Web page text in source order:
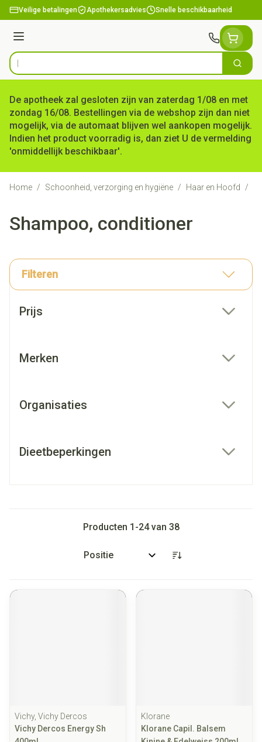
Ga naar de inhoud
Veilige betalingen Apothekersadvies Snelle beschikbaarheid
Menu
Product, merk, categorie... Zoek
De apotheek zal gesloten zijn van zaterdag 1/08 en met
zondag 16/08. Bestellingen via de webshop zijn dan niet
mogelijk, via de automaat blijven wel aankopen mogelijk.
Indien het product voorradig is, dan ziet U de vermelding
'onmiddellijk beschikbaar'.
Home / Schoonheid, verzorging en hygiëne / Haar en Hoofd /
Shampoo, conditioner
Filteren
Prijs
Merken
Organisaties
Dieetbeperkingen
Producten 1 -24van 38
Sorteer op:
Vichy, Vichy Dercos
Vichy Dercos Energy Sh
Klorane
Klorane Capil. Balsem